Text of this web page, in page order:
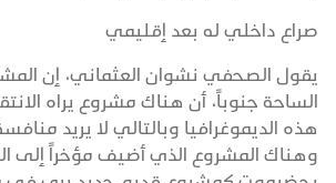
صراع داخلي له بعد إقليمي
يقول الصحفي نشوان العثماني، إن
الساحة جنوباً، أن هناك مشروع يراه
هذه الديموغرافيا وبالتالي لا يريد
وهناك المشروع الذي أضيف مؤخراً إلى